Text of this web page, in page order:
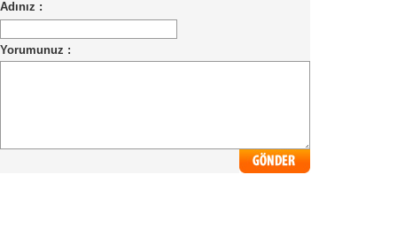
Adınız :
Yorumunuz :